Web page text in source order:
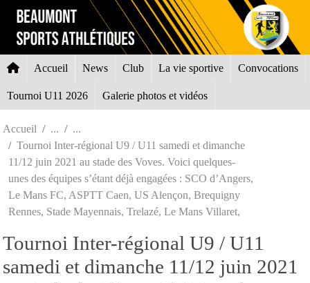
Accueil News Club La vie sportive Convocations
Tournoi U11 2026 Galerie photos et vidéos
Accueil
Tournoi Inter-régional U9 / U11 samedi et dimanche
11/12 juin 2021 au stade des Voves. Voici quelques-
unes des équipes s’étant déjà engagées : SCO d’Angers,
Le Mans FC, ASPTT Caen, US Alençon, Brequigny
Rennes, Stade Mayennais, Trelazé, Le Mans Villaret,
Tournoi Inter-régional U9 / U11
samedi et dimanche 11/12 juin 2021
Panneau de gestion des cookies